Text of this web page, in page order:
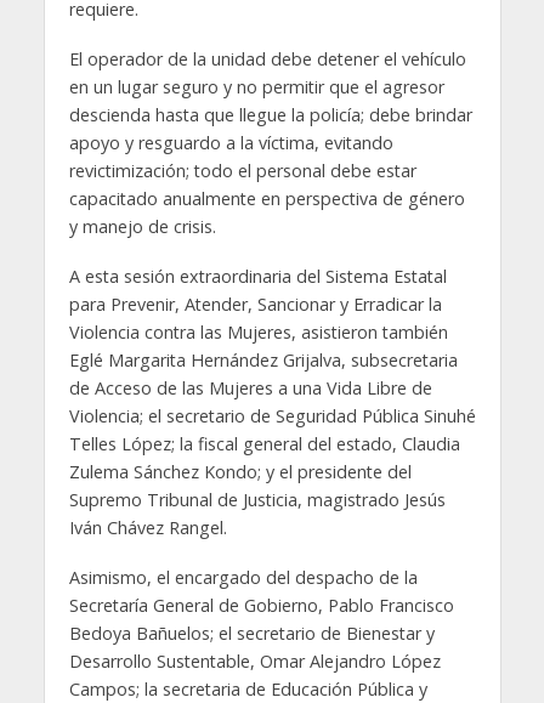
requiere.
El operador de la unidad debe detener el vehículo
en un lugar seguro y no permitir que el agresor
descienda hasta que llegue la policía; debe brindar
apoyo y resguardo a la víctima, evitando
revictimización; todo el personal debe estar
capacitado anualmente en perspectiva de género
y manejo de crisis.
A esta sesión extraordinaria del Sistema Estatal
para Prevenir, Atender, Sancionar y Erradicar la
Violencia contra las Mujeres, asistieron también
Eglé Margarita Hernández Grijalva, subsecretaria
de Acceso de las Mujeres a una Vida Libre de
Violencia; el secretario de Seguridad Pública Sinuhé
Telles López; la fiscal general del estado, Claudia
Zulema Sánchez Kondo; y el presidente del
Supremo Tribunal de Justicia, magistrado Jesús
Iván Chávez Rangel.
Asimismo, el encargado del despacho de la
Secretaría General de Gobierno, Pablo Francisco
Bedoya Bañuelos; el secretario de Bienestar y
Desarrollo Sustentable, Omar Alejandro López
Campos; la secretaria de Educación Pública y